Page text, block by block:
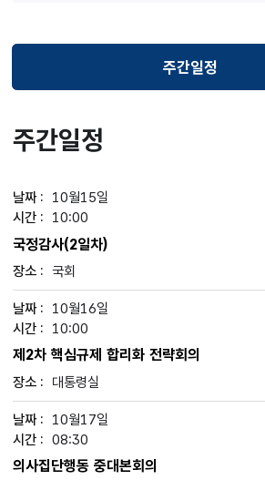
주간일정
선택됨
주간일정
10월15일
10:00
국정감사(2일차)
국회
10월16일
10:00
제2차 핵심규제 합리화 전략회의
대통령실
10월17일
08:30
의사집단행동 중대본회의